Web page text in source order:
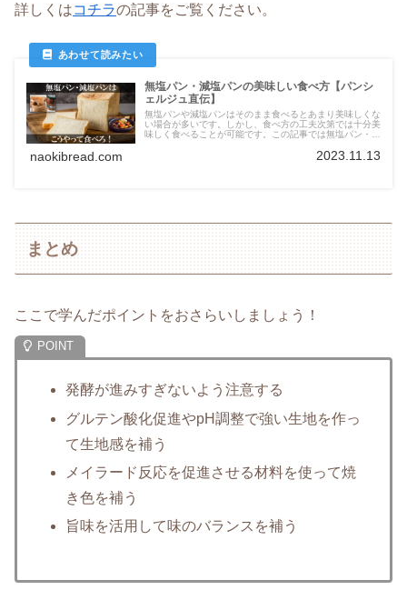
詳しくはコチラの記事をご覧ください。
無塩パン・減塩パンの美味しい食べ方【パンシ
ェルジュ直伝】
無塩パンや減塩パンはそのまま食べるとあまり美味しくな
い場合が多いです。しかし、食べ方の工夫次第では十分美
味しく食べることが可能です。この記事では無塩パン・減
naokibread.com 2023.11.13
まとめ
ここで学んだポイントをおさらいしましょう！
発酵が進みすぎないよう注意する
グルテン酸化促進やpH調整で強い生地を作っ
て生地感を補う
メイラード反応を促進させる材料を使って焼
き色を補う
旨味を活用して味のバランスを補う